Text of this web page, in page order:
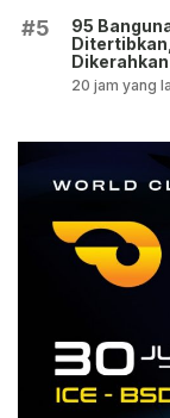
#5
95
Dikerahkan
20 jam yang